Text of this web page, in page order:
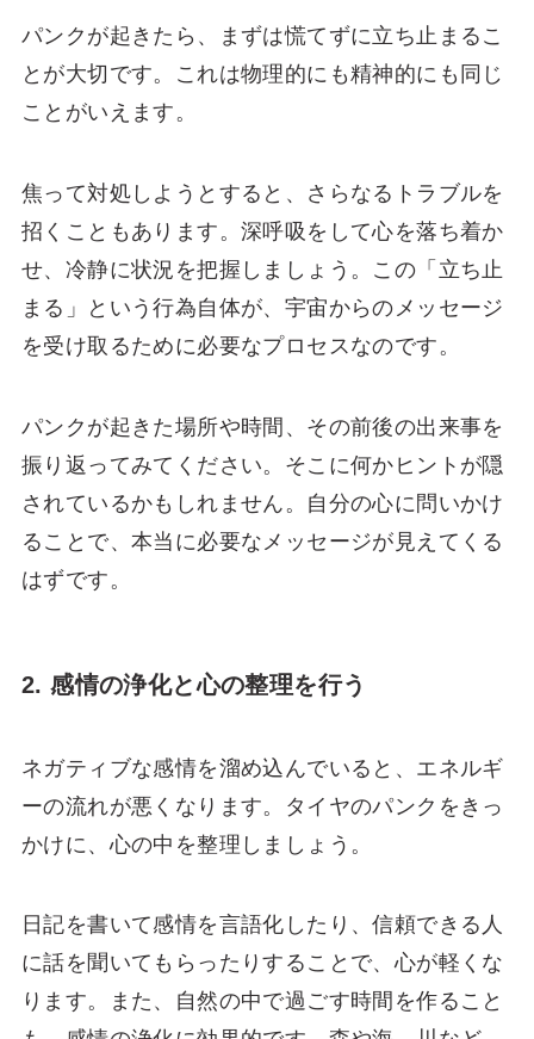
パンクが起きたら、まずは慌てずに立ち止まるこ
とが大切です。これは物理的にも精神的にも同じ
ことがいえます。
焦って対処しようとすると、さらなるトラブルを
招くこともあります。深呼吸をして心を落ち着か
せ、冷静に状況を把握しましょう。この「立ち止
まる」という行為自体が、宇宙からのメッセージ
を受け取るために必要なプロセスなのです。
パンクが起きた場所や時間、その前後の出来事を
振り返ってみてください。そこに何かヒントが隠
されているかもしれません。自分の心に問いかけ
ることで、本当に必要なメッセージが見えてくる
はずです。
2. 感情の浄化と心の整理を行う
ネガティブな感情を溜め込んでいると、エネルギ
ーの流れが悪くなります。タイヤのパンクをきっ
かけに、心の中を整理しましょう。
日記を書いて感情を言語化したり、信頼できる人
に話を聞いてもらったりすることで、心が軽くな
ります。また、自然の中で過ごす時間を作ること